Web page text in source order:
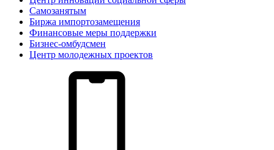
Cамозанятым
Биржа импортозамещения
Финансовые меры поддержки
Бизнес-омбудсмен
Центр молодежных проектов